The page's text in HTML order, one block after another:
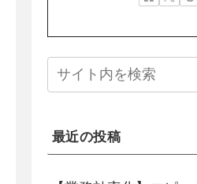
最近の投稿